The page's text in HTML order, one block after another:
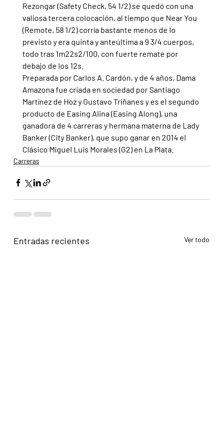
Rezongar (Safety Check, 54 1/2) se quedó con una
valiosa tercera colocación, al tiempo que Near You
(Remote, 58 1/2) corría bastante menos de lo
previsto y era quinta y anteúltima a 9 3/4 cuerpos,
todo tras 1m22s2/100, con fuerte remate por
debajo de los 12s.
Preparada por Carlos A. Cardón, y de 4 años, Dama
Amazona fue criada en sociedad por Santiago
Martínez de Hoz y Gustavo Triñanes y es el segundo
producto de Easing Alina (Easing Along), una
ganadora de 4 carreras y hermana materna de Lady
Banker (City Banker), que supo ganar en 2014 el
Clásico Miguel Luis Morales (G2) en La Plata.
Carreras
Entradas recientes Ver todo